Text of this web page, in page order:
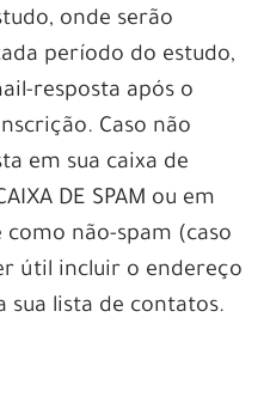
onde serão
período do estudo,
resposta após o
Caso não
em sua caixa de
DE SPAM ou em
como não-spam (caso
útil incluir o endereço
sua lista de contatos.